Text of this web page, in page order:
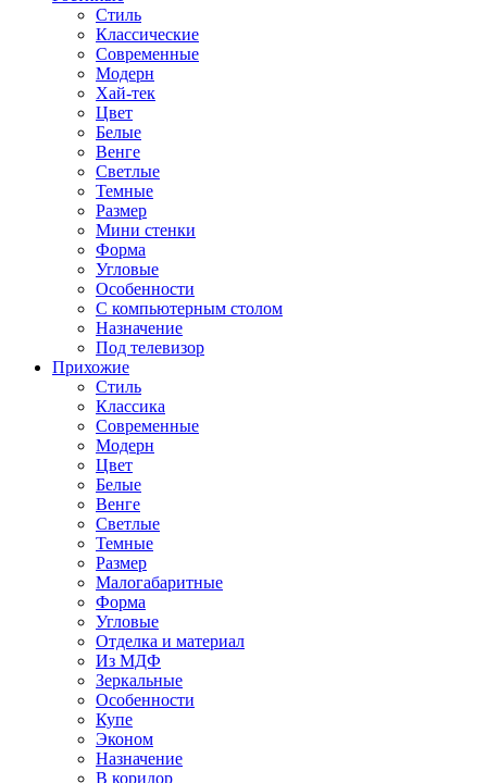
Стиль
Классические
Современные
Модерн
Хай-тек
Цвет
Белые
Венге
Светлые
Темные
Размер
Мини стенки
Форма
Угловые
Особенности
С компьютерным столом
Назначение
Под телевизор
Прихожие
Стиль
Классика
Современные
Модерн
Цвет
Белые
Венге
Светлые
Темные
Размер
Малогабаритные
Форма
Угловые
Отделка и материал
Из МДФ
Зеркальные
Особенности
Купе
Эконом
Назначение
В коридор